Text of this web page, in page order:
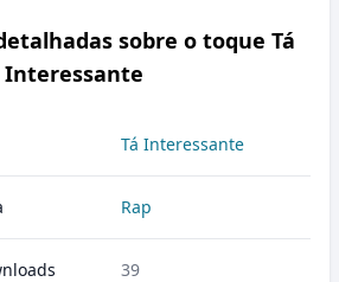
sobre o toque Tá
Interessante
Tá Interessante
Rap
39